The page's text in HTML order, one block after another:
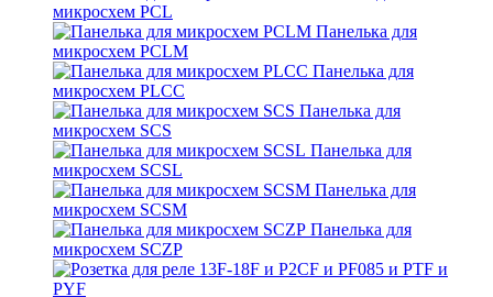
микросхем PCL
Панелька для
микросхем PCLM
Панелька для
микросхем PLCC
Панелька для
микросхем SCS
Панелька для
микросхем SCSL
Панелька для
микросхем SCSM
Панелька для
микросхем SCZP